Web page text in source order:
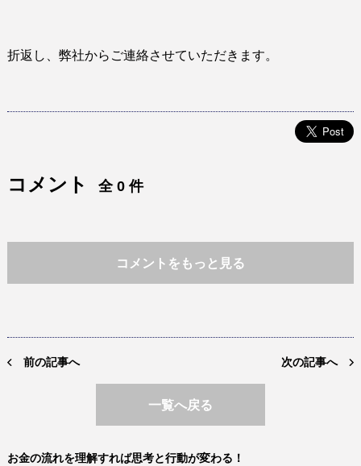
折返し、弊社からご連絡させていただきます。
コメント 全 0 件
コメントをもっと見る
前の記事へ 次の記事へ
一覧へ戻る
お金の流れを理解すれば思考と行動が変わる！